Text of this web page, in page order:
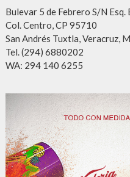
Bulevar 5 de Febrero S/N Esq.
Col. Centro, CP 95710
San Andrés Tuxtla, Veracruz,
Tel. (294) 6880202
WA: 294 140 6255